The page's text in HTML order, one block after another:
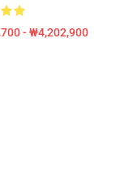
- ₩4,202,900